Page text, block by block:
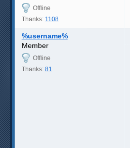
Offline
Thanks: 1108
%username%
Member
Offline
Thanks: 81